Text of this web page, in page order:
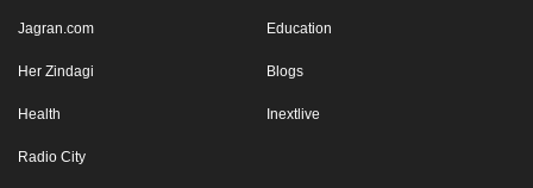
Jagran.com Education
Her Zindagi Blogs
Health Inextlive
Radio City